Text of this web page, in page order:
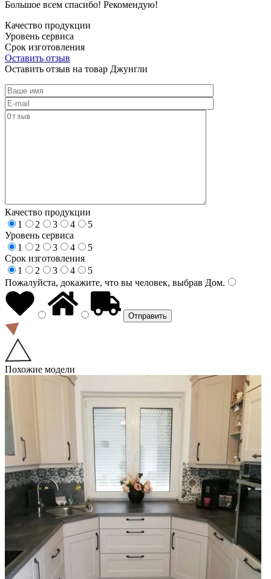
Большое всем спасибо! Рекомендую!
Качество продукции
Уровень сервиса
Срок изготовления
Оставить отзыв
Оставить отзыв на товар Джунгли
Качество продукции
1
2 3 4
5
Уровень сервиса
1
2 3 4
5
Срок изготовления
1
2 3 4
5
Пожалуйста, докажите, что вы человек, выбрав Дом.
Похожие модели